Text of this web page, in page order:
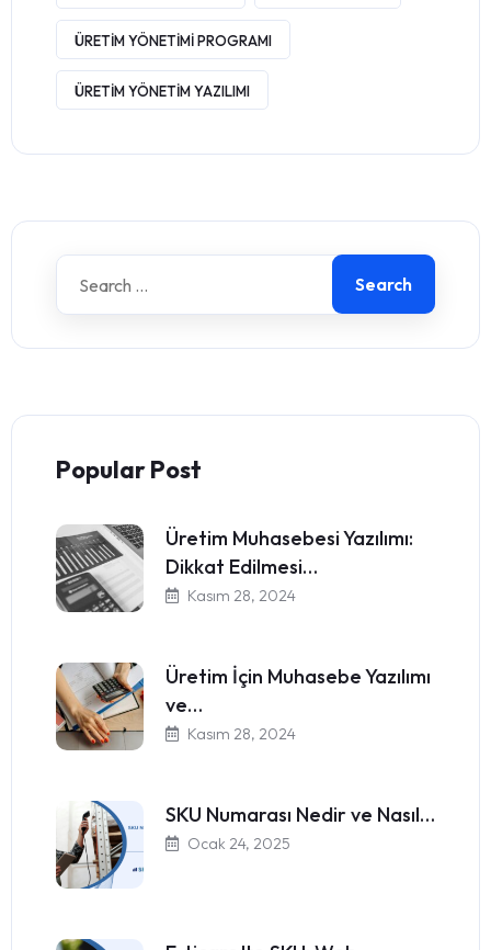
ÜRETIM YÖNETIMI PROGRAMI
ÜRETIM YÖNETIM YAZILIMI
Search
Popular Post
Üretim Muhasebesi Yazılımı:
Dikkat Edilmesi…
Kasım 28, 2024
Üretim İçin Muhasebe Yazılımı
ve…
Kasım 28, 2024
SKU Numarası Nedir ve Nasıl…
Ocak 24, 2025